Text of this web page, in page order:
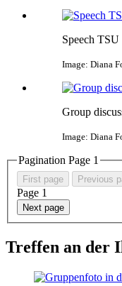
Speech TSU
Image: Diana
Group
Image: Diana
Pagination Page 1
First page Previous
Page 1
Next page
Treffen an der